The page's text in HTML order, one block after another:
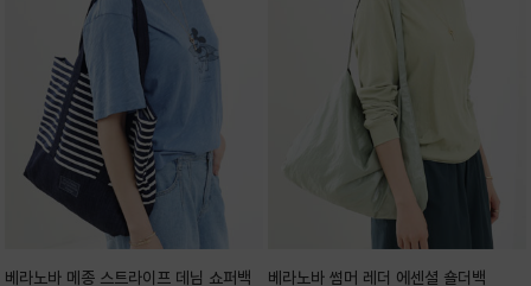
베라노바 메종 스트라이프 데님 쇼퍼백 베라노바 썸머 레더 에센셜 숄더백